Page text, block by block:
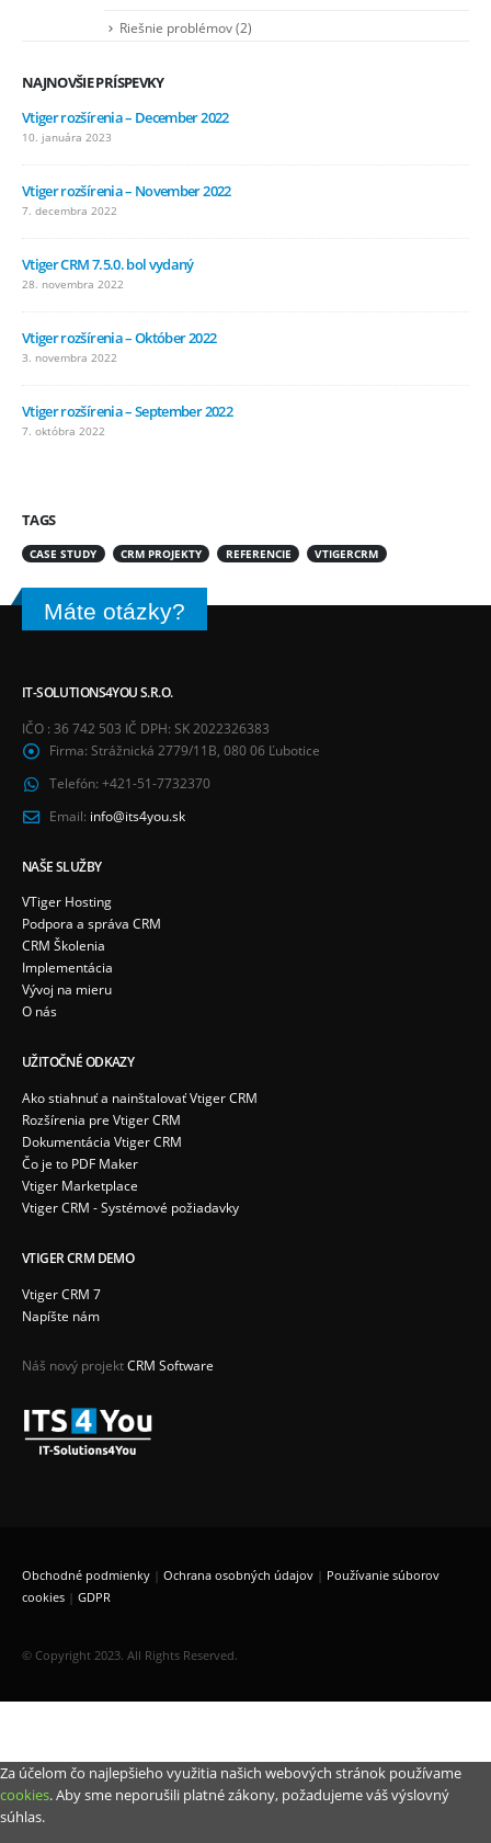
Riešnie problémov(2)
NAJNOVŠIE PRÍSPEVKY
Vtiger rozšírenia – December 2022
10. januára 2023
Vtiger rozšírenia – November 2022
7. decembra 2022
Vtiger CRM 7.5.0. bol vydaný
28. novembra 2022
Vtiger rozšírenia – Október 2022
3. novembra 2022
Vtiger rozšírenia – September 2022
7. októbra 2022
TAGS
CASE STUDY CRM PROJEKTY REFERENCIE VTIGERCRM
Máte otázky?
IT-SOLUTIONS4YOU S.R.O.
IČO : 36 742 503 IČ DPH: SK 2022326383
Firma: Strážnická 2779/11B, 080 06 Ľubotice
Telefón: +421-51-7732370
Email: info@its4you.sk
NAŠE SLUŽBY
VTiger Hosting
Podpora a správa CRM
CRM Školenia
Implementácia
Vývoj na mieru
O nás
UŽITOČNÉ ODKAZY
Ako stiahnuť a nainštalovať Vtiger CRM
Rozšírenia pre Vtiger CRM
Dokumentácia Vtiger CRM
Čo je to PDF Maker
Vtiger Marketplace
Vtiger CRM - Systémové požiadavky
VTIGER CRM DEMO
Vtiger CRM 7
Napíšte nám
Náš nový projektCRM Software
Obchodné podmienky | Ochrana osobných údajov | Používanie súborov
cookies | GDPR
© Copyright 2023. All Rights Reserved.
Za účelom čo najlepšieho využitia našich webových stránok používame
cookies. Aby sme neporušili platné zákony, požadujeme váš výslovný
súhlas.